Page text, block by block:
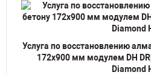
Услуга по восстановлению
172x900 мм модулем DH
Diamond